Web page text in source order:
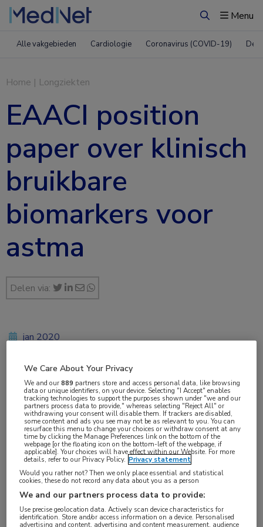
ZoekenMenu
Alle vakgebieden Cardiologie Coronavirus (COVID-19)
Home | Longziekten
EAACI position
paper over klinisch
bruikbare
biomarkers voor
astma
Delen via:
jan 2020
Vakgebieden:
Longziekten
Aandachtsgebieden:
Astma
Tags:
biomarker
We Care About Your Privacy
We and our889 partners store and access personal data, like browsing
data or unique identifiers, on your device. Selecting "I Accept" enables
tracking technologies to support the purposes shown under "we and our
partners process data to provide," whereas selecting "Reject All" or
withdrawing your consent will disable them. If trackers are disabled,
some content and ads you see may not be as relevant to you. You can
resurface this menu to change your choices or withdraw consent at any
time by clicking the Manage Preferences link on the bottom of the
webpage [or the floating icon on the bottom-left of the webpage, if
applicable]. Your choices will have effect within our Website. For more
details, refer to our Privacy Policy. Privacy statement
Would you rather not? Then we only place essential and statistical
cookies, these do not record any data about you as a person
We and our partners process data to provide:
Use precise geolocation data. Actively scan device characteristics for
identification. Store and/or access information on a device. Personalised
advertising and content, advertising and content measurement, audience